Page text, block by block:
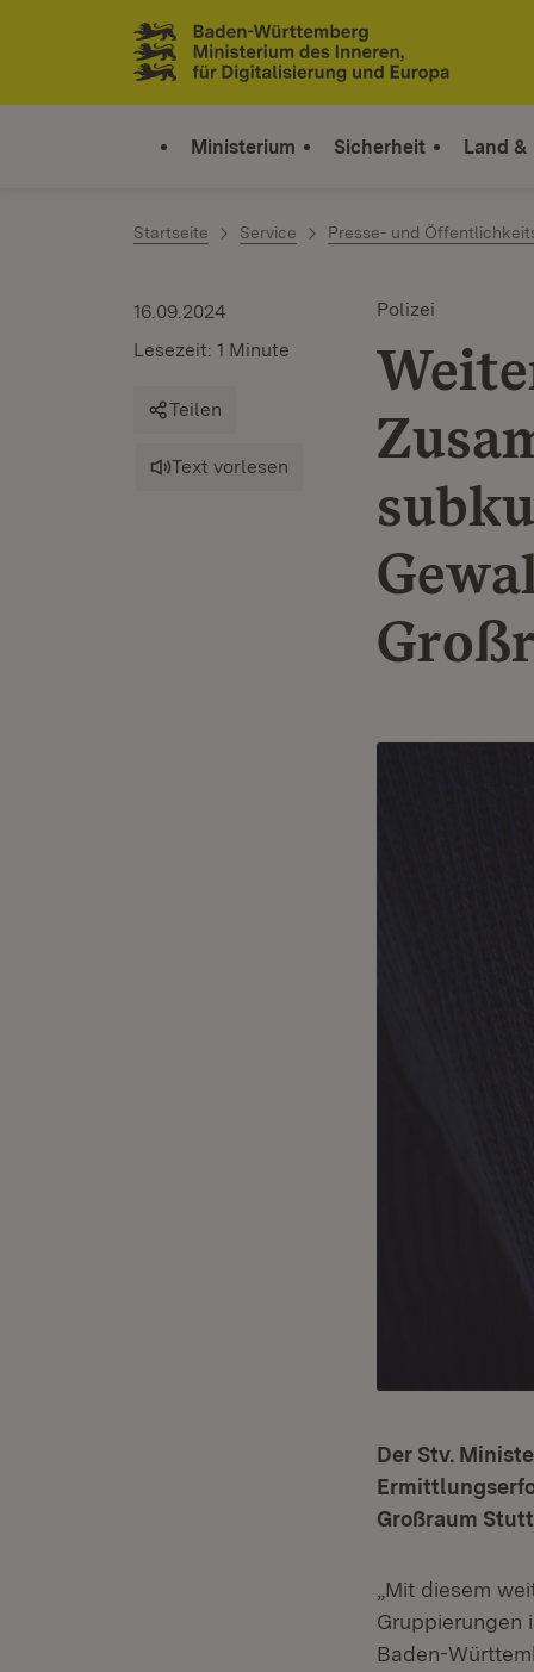
Zum Inhalt springen
Link zur Startseite
Ministerium Sicherheit Land &
Startseite Service Presse- und
Polizei
16.09.2024
Lesezeit: 1 Minute
Teilen
Text vorlesen
Der Stv.
Großraum
„Mit diesem
Gruppierungen
Baden-